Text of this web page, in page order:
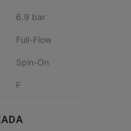
6.9 bar
Full-Flow
Spin-On
F